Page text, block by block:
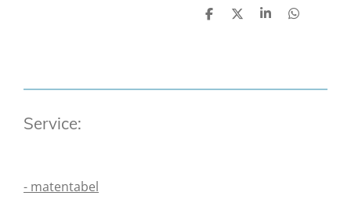
D
D
S
D
Service:
- matentabel